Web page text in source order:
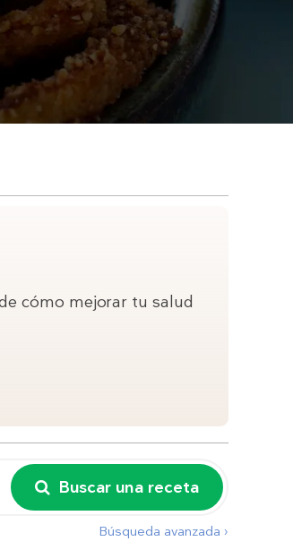
cómo mejorar tu salud
Buscar una receta
Búsqueda avanzada ›